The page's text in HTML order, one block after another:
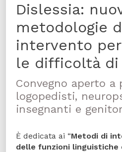
Dislessia:
metodologie
intervento
le difficoltà
Convegno aperto a
logopedisti,
insegnanti e
È dedicata ai “Metodi di
delle funzioni